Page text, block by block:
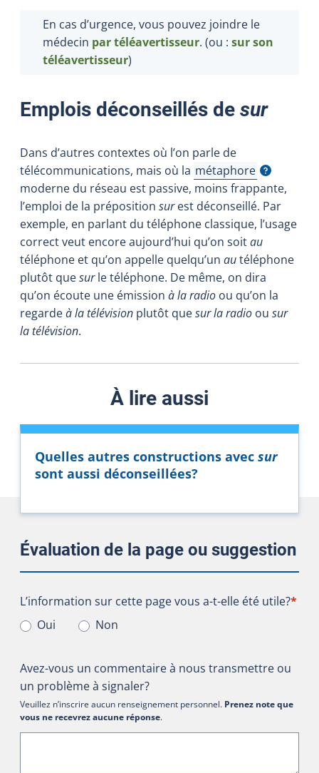
En cas d’urgence, vous pouvez joindre le
médecin par téléavertisseur. (ou : sur son
téléavertisseur)
Emplois déconseillés de sur
Dans d’autres contextes où l’on parle de
télécommunications, mais où la métaphore
Afficher l'infobulle
moderne du réseau est passive, moins frappante,
l’emploi de la préposition surest déconseillé. Par
exemple, en parlant du téléphone classique, l’usage
correct veut encore aujourd’hui qu’on soitau
téléphone et qu’on appelle quelqu’un autéléphone
plutôt quesurle téléphone. De même, on dira
qu’on écoute une émission à la radio ou qu’on la
regardeà la télévision plutôt quesur la radio ou sur
la télévision.
À lire aussi
Quelles autres constructions avec sur
sont aussi déconseillées?
Évaluation de la page ou suggestion
L’information sur cette page vous a-t-elle été utile?
L’information sur cette page vous a-t-elle été utile?*
Oui
Non
Avez-vous un commentaire à nous transmettre ou
un problème à signaler?
Veuillez n’inscrire aucun renseignement personnel. Prenez note que
vous ne recevrez aucune réponse.